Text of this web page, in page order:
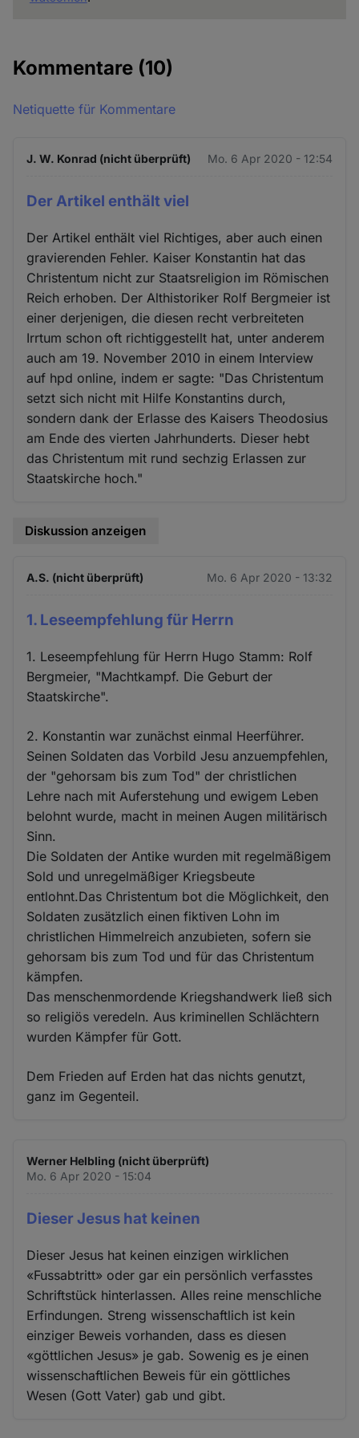
Kommentare (10)
Netiquette für Kommentare
J. W. Konrad (nicht überprüft) Mo. 6 Apr 2020 - 12:54
Der Artikel enthält viel
Der Artikel enthält viel Richtiges, aber auch einen
gravierenden Fehler. Kaiser Konstantin hat das
Christentum nicht zur Staatsreligion im Römischen
Reich erhoben. Der Althistoriker Rolf Bergmeier ist
einer derjenigen, die diesen recht verbreiteten
Irrtum schon oft richtiggestellt hat, unter anderem
auch am 19. November 2010 in einem Interview
auf hpd online, indem er sagte: "Das Christentum
setzt sich nicht mit Hilfe Konstantins durch,
sondern dank der Erlasse des Kaisers Theodosius
am Ende des vierten Jahrhunderts. Dieser hebt
das Christentum mit rund sechzig Erlassen zur
Staatskirche hoch."
Diskussion anzeigen
A.S. (nicht überprüft) Mo. 6 Apr 2020 - 13:32
1. Leseempfehlung für Herrn
1. Leseempfehlung für Herrn Hugo Stamm: Rolf
Bergmeier, "Machtkampf. Die Geburt der
Staatskirche".
2. Konstantin war zunächst einmal Heerführer.
Seinen Soldaten das Vorbild Jesu anzuempfehlen,
der "gehorsam bis zum Tod" der christlichen
Lehre nach mit Auferstehung und ewigem Leben
belohnt wurde, macht in meinen Augen militärisch
Sinn.
Die Soldaten der Antike wurden mit regelmäßigem
Sold und unregelmäßiger Kriegsbeute
entlohnt.Das Christentum bot die Möglichkeit, den
Soldaten zusätzlich einen fiktiven Lohn im
christlichen Himmelreich anzubieten, sofern sie
gehorsam bis zum Tod und für das Christentum
kämpfen.
Das menschenmordende Kriegshandwerk ließ sich
so religiös veredeln. Aus kriminellen Schlächtern
wurden Kämpfer für Gott.
Dem Frieden auf Erden hat das nichts genutzt,
ganz im Gegenteil.
Werner Helbling (nicht überprüft)
Mo. 6 Apr 2020 - 15:04
Dieser Jesus hat keinen
Dieser Jesus hat keinen einzigen wirklichen
«Fussabtritt» oder gar ein persönlich verfasstes
Schriftstück hinterlassen. Alles reine menschliche
Erfindungen. Streng wissenschaftlich ist kein
einziger Beweis vorhanden, dass es diesen
«göttlichen Jesus» je gab. Sowenig es je einen
wissenschaftlichen Beweis für ein göttliches
Wesen (Gott Vater) gab und gibt.